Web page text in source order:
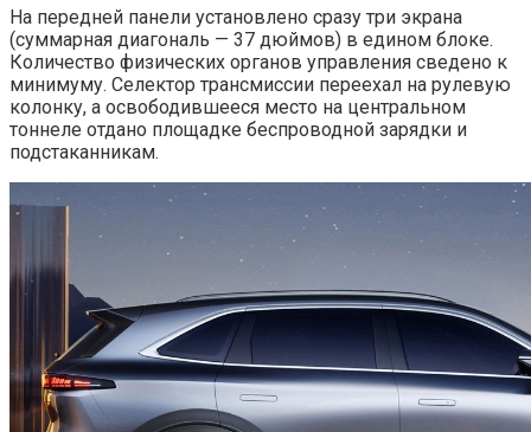
На передней панели установлено сразу три экрана
(суммарная диагональ — 37 дюймов) в едином блоке.
Количество физических органов управления сведено к
минимуму. Селектор трансмиссии переехал на рулевую
колонку, а освободившееся место на центральном
тоннеле отдано площадке беспроводной зарядки и
подстаканникам.